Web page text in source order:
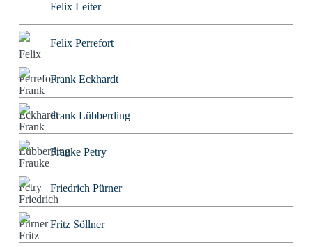
Felix Leiter
Felix Perrefort
Frank Eckhardt
Frank Lübberding
Frauke Petry
Friedrich Pürner
Fritz Söllner